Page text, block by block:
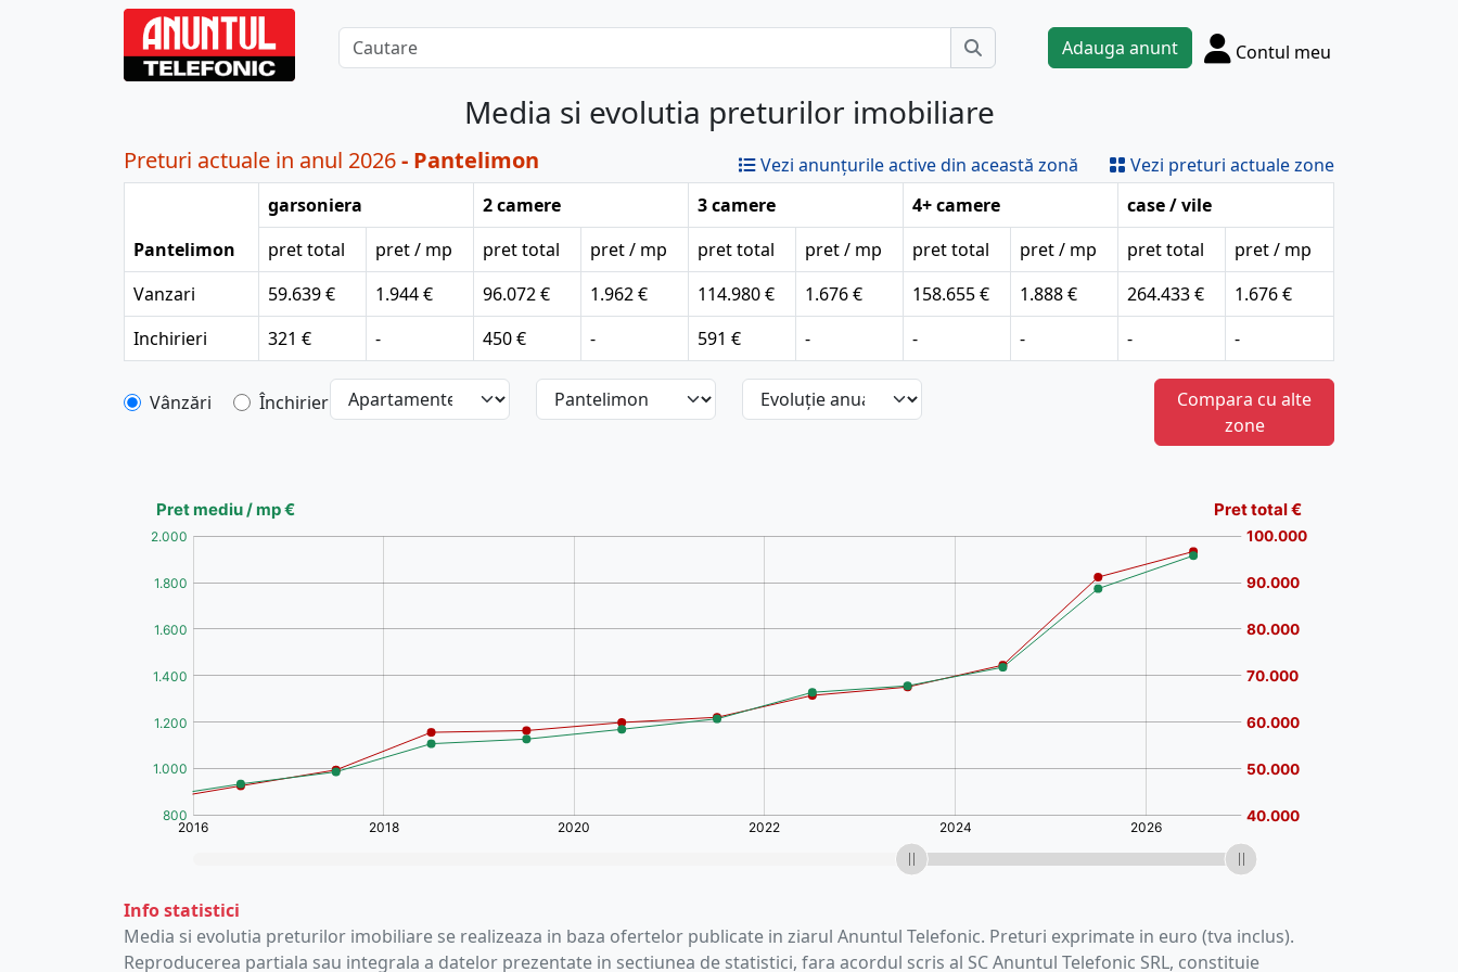
Adauga anunt Contul meu
Media si evolutia preturilor imobiliare
Preturi actuale in anul 2026- Pantelimon Vezi anunțurile active din această zonă Vezi preturi actuale zone
Pantelimon
garsoniera 2 camere 3 camere 4+ camere
case / vile
pret total
pret / mp pret total pret / mp pret total pret / mp pret total pret / mp pret total
pret / mp
Vanzari
59.639 € 1.944 € 96.072 € 1.962 € 114.980 € 1.676 € 158.655 € 1.888 € 264.433 €
1.676 €
Inchirieri
321 € - 450 € - 591 € - - - - -
Vânzări Închirieri
Compara cu alte
zone
Info statistici
Media si evolutia preturilor imobiliare se realizeaza in baza ofertelor publicate in ziarul Anuntul Telefonic. Preturi exprimate in euro (tva inclus).
Reproducerea partiala sau integrala a datelor prezentate in sectiunea de statistici, fara acordul scris al SC Anuntul Telefonic SRL, constituie